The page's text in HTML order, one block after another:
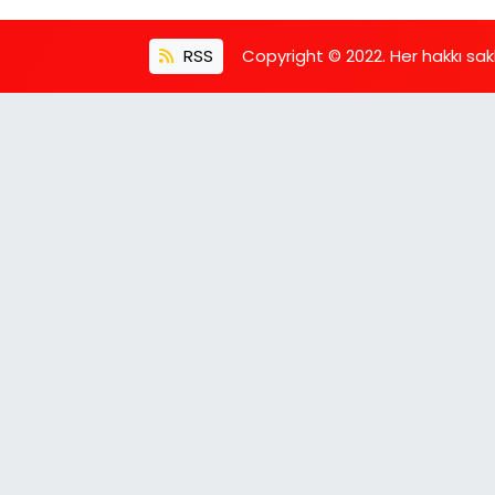
RSS Copyright © 2022. Her hakkı